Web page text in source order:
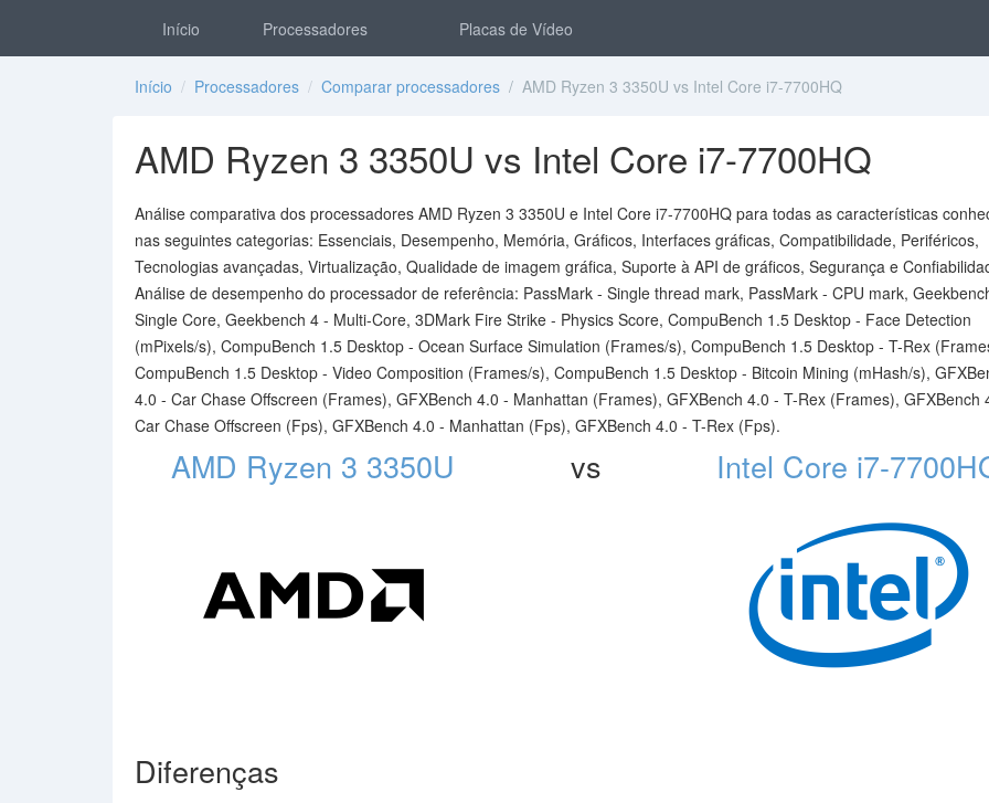
Início Processadores Placas de Vídeo
Início / Processadores / Comparar processadores / AMD Ryzen 3 3350U vs Intel Core i7-7700HQ
AMD Ryzen 3 3350U vs Intel Core i7-7700HQ
Análise comparativa dos processadores AMD Ryzen 3 3350U e Intel Core i7-7700HQ para todas as características
nas seguintes categorias: Essenciais, Desempenho, Memória, Gráficos, Interfaces gráficas, Compatibilidade, Periféricos,
Tecnologias avançadas, Virtualização, Qualidade de imagem gráfica, Suporte à API de gráficos, Segurança e
Análise de desempenho do processador de referência: PassMark - Single thread mark, PassMark - CPU mark,
Single Core, Geekbench 4 - Multi-Core, 3DMark Fire Strike - Physics Score, CompuBench 1.5 Desktop - Face Detection
(mPixels/s), CompuBench 1.5 Desktop - Ocean Surface Simulation (Frames/s), CompuBench 1.5 Desktop - T-Rex
CompuBench 1.5 Desktop - Video Composition (Frames/s), CompuBench 1.5 Desktop - Bitcoin Mining (mHash/s),
4.0 - Car Chase Offscreen (Frames), GFXBench 4.0 - Manhattan (Frames), GFXBench 4.0 - T-Rex (Frames), GFXBench
Car Chase Offscreen (Fps), GFXBench 4.0 - Manhattan (Fps), GFXBench 4.0 - T-Rex (Fps).
AMD Ryzen 3 3350U vs Intel Core i7-
Diferenças